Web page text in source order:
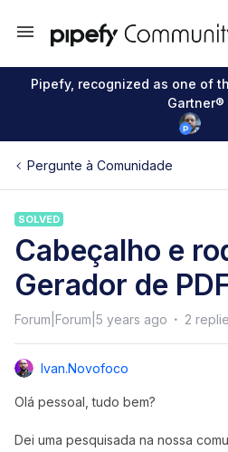
Pipefy, recognized as one of
Gartner®
Pergunte à Comunidade
SOLVED
Cabeçalho e
Gerador de
Forum|Forum|5 years ago 2
Ivan.novofoco
Olá pessoal, tudo bem?
Dei uma pesquisada na nossa